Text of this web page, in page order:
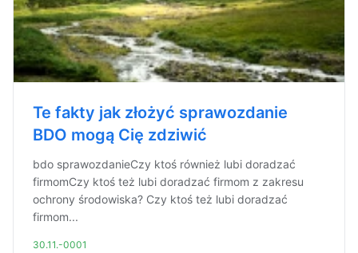
Te fakty jak złożyć sprawozdanie
BDO mogą Cię zdziwić
bdo sprawozdanieCzy ktoś również lubi doradzać
firmomCzy ktoś też lubi doradzać firmom z zakresu
ochrony środowiska? Czy ktoś też lubi doradzać
firmom...
30.11.-0001